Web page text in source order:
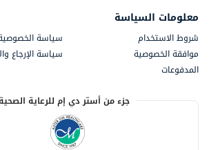
معلومات السياسة
شروط الاستخدام
سياسة
موافقة الخصوصية
سياسة الإرجاع
المدفوعات
جزء من أستر دي إم للرعاية